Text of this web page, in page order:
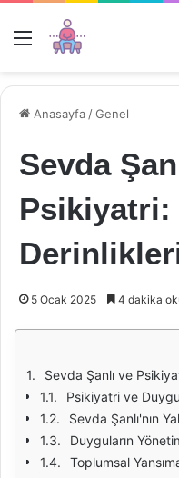
Menü
Anasayfa /Genel
Sevda
Psikiyatri:
5 Ocak 2025 4 dakika
Sevda Şanlı ve
Psikiyatri ve
Sevda Şanlı'nın
Duyguların
Toplumsal